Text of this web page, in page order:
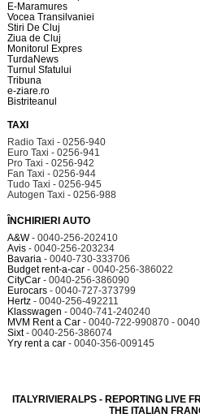
E-Maramures
Vocea Transilvaniei
Stiri De Cluj
Ziua de Cluj
Monitorul Expres
TurdaNews
Turnul Sfatului
Tribuna
e-ziare.ro
Bistriteanul
TAXI
Radio Taxi - 0256-940
Euro Taxi - 0256-941
Pro Taxi - 0256-942
Fan Taxi - 0256-944
Tudo Taxi - 0256-945
Autogen Taxi - 0256-988
ÎNCHIRIERI AUTO
A&W- 0040-256-202410
Avis- 0040-256-203234
Bavaria- 0040-730-333706
Budget rent-a-car- 0040-256-386022
CityCar- 0040-256-386090
Eurocars- 0040-727-373799
Hertz- 0040-256-492211
Klasswagen - 0040-741-240240
MVM Rent a Car- 0040-722-990870 -
Sixt- 0040-256-386074
Yry rent a car- 0040-356-009145
ITALYRIVIERALPS - REPORTING LIVE
THE ITALIAN